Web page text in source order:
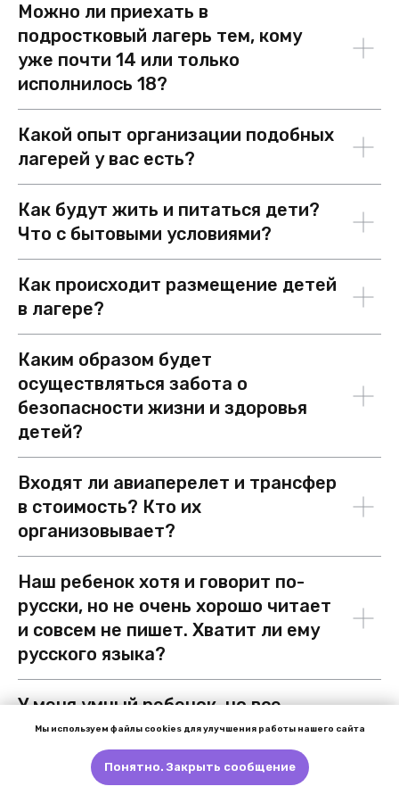
Можно ли приехать в
подростковый лагерь тем, кому
уже почти 14 или только
исполнилось 18?
Какой опыт организации подобных
лагерей у вас есть?
Как будут жить и питаться дети?
Что с бытовыми условиями?
Как происходит размещение детей
в лагере?
Каким образом будет
осуществляться забота о
безопасности жизни и здоровья
детей?
Входят ли авиаперелет и трансфер
в стоимость? Кто их
организовывает?
Наш ребенок хотя и говорит по-
русски, но не очень хорошо читает
и совсем не пишет. Хватит ли ему
русского языка?
У меня умный ребенок, но все
равно он любит побегать и
поиграть в спортивные игры.
Хотелось бы побольше движения.
Мы используем файлы cookies для улучшения работы нашего сайта
Понятно. Закрыть сообщение